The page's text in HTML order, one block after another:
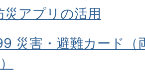
災アプリの活用
災害・避難カード（